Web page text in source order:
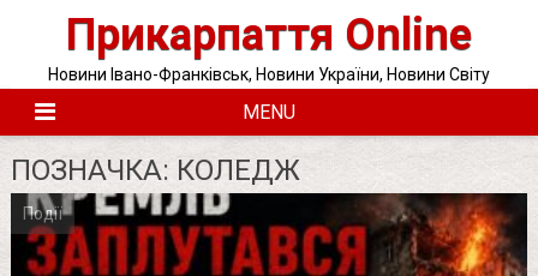
Прикарпаття Online
Новини Івано-Франківськ, Новини України, Новини Світу
MENU
ПОЗНАЧКА: КОЛЕДЖ
Події